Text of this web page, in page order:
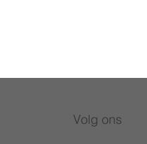
Volg ons